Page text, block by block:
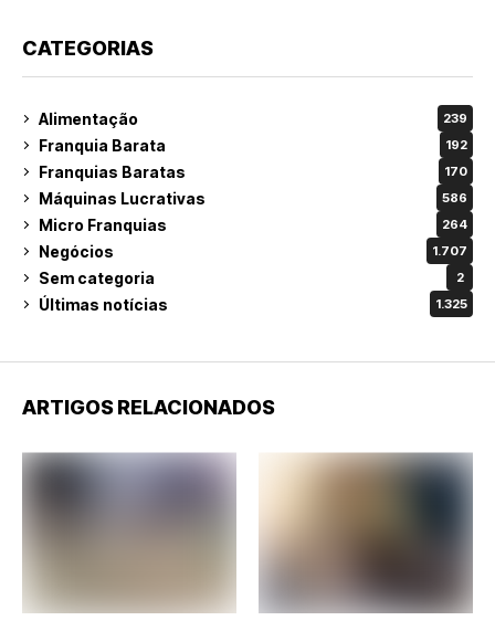
CATEGORIAS
Alimentação 239
Franquia Barata 192
Franquias Baratas 170
Máquinas Lucrativas 586
Micro Franquias 264
Negócios 1.707
Sem categoria 2
Últimas notícias 1.325
ARTIGOS RELACIONADOS